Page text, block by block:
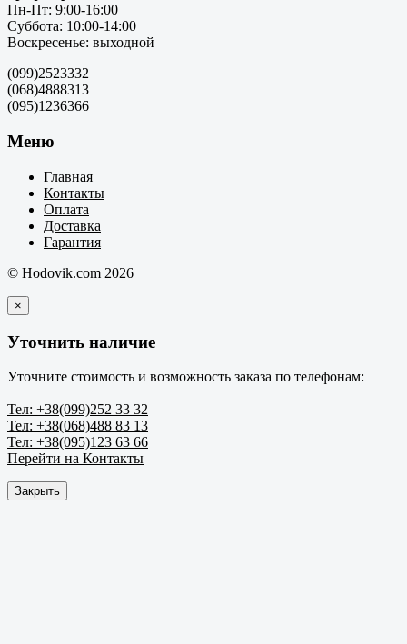
Пн-Пт: 9:00-16:00
Суббота: 10:00-14:00
Воскресенье: выходной
(099)2523332
(068)4888313
(095)1236366
Меню
Главная
Контакты
Оплата
Доставка
Гарантия
© Hodovik.com 2026
×
Уточнить наличие
Уточните стоимость и возможность заказа по телефонам:
Тел: +38(099)252 33 32
Тел: +38(068)488 83 13
Тел: +38(095)123 63 66
Перейти на Контакты
Закрыть